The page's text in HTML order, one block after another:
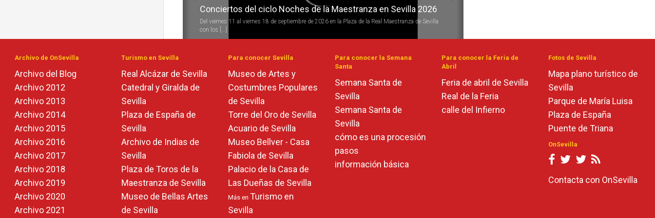
Conciertos del ciclo Candlelight en Sevilla
Durante todo el año se desarrolla la programación del ciclo de conciertos Candlelight (a la luz de
las velas) de [...]
Archivo de OnSevilla
Archivo del Blog
Archivo 2012
Archivo 2013
Archivo 2014
Archivo 2015
Archivo 2016
Archivo 2017
Archivo 2018
Archivo 2019
Archivo 2020
Archivo 2021
Turismo en Sevilla
Real Alcázar de Sevilla
Catedral y Giralda de
Sevilla
Plaza de España de
Sevilla
Archivo de Indias de
Sevilla
Plaza de Toros de la
Maestranza de Sevilla
Museo de Bellas Artes
de Sevilla
Para conocer Sevilla
Museo de Artes y
Costumbres Populares
de Sevilla
Torre del Oro de Sevilla
Acuario de Sevilla
Museo Bellver - Casa
Fabiola de Sevilla
Palacio de la Casa de
Las Dueñas de Sevilla
Más en Turismo en
Sevilla
Para conocer la Semana
Santa
Semana Santa de
Sevilla
Semana Santa de
Sevilla
cómo es una procesión
pasos
información básica
Para conocer la Feria de
Abril
Feria de abril de Sevilla
Real de la Feria
calle del Infierno
Fotos de Sevilla
Mapa plano turístico de
Sevilla
Parque de María Luisa
Plaza de España
Puente de Triana
OnSevilla
Contacta con OnSevilla